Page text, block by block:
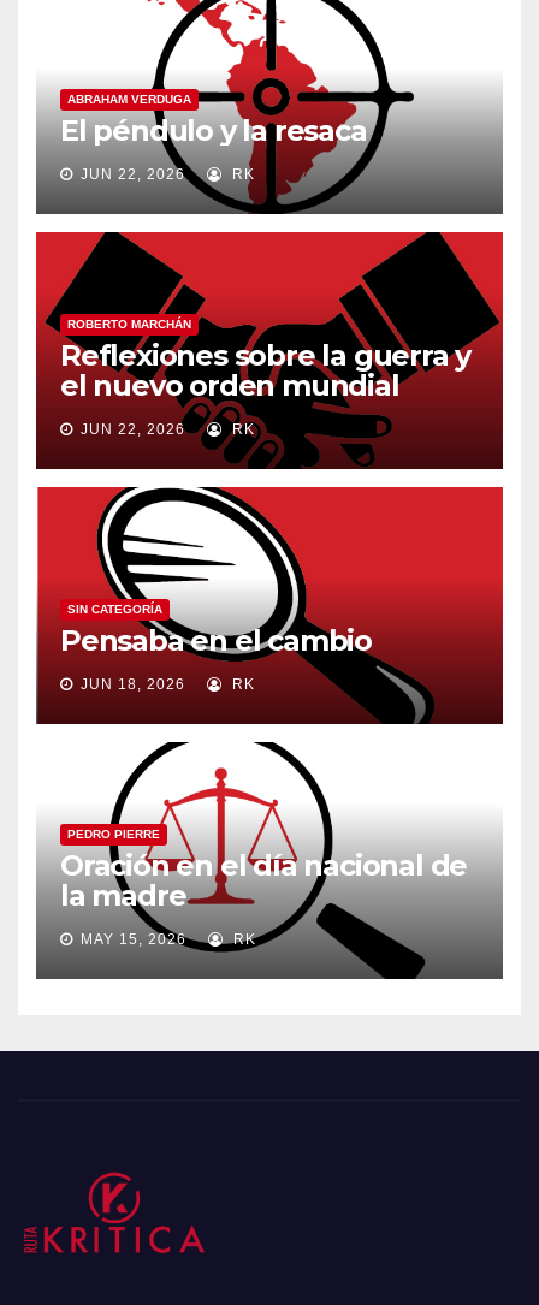
ABRAHAM VERDUGA
El péndulo y la resaca
JUN 22, 2026 RK
ROBERTO MARCHÁN
Reflexiones sobre la guerra y
el nuevo orden mundial
JUN 22, 2026 RK
SIN CATEGORÍA
Pensaba en el cambio
JUN 18, 2026 RK
PEDRO PIERRE
Oración en el día nacional de
la madre
MAY 15, 2026 RK